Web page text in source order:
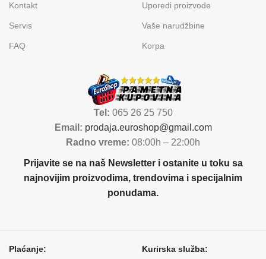
Kontakt
Servis
FAQ
Uporedi proizvode
Vaše narudžbine
Korpa
Tel: 065 26 25 750
Email: prodaja.euroshop@gmail.com
Radno vreme: 08:00h – 22:00h
Prijavite se na naš Newsletter i ostanite u toku sa
najnovijim proizvodima, trendovima i specijalnim
ponudama.
Plaćanje: Kurirska služba: